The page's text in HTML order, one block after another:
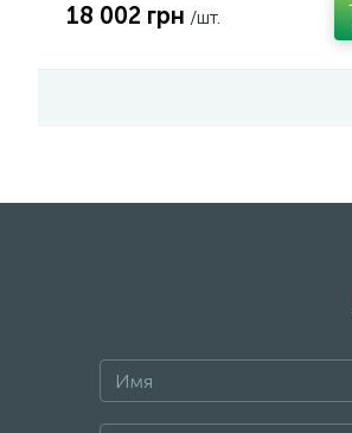
18 002 грн /шт.